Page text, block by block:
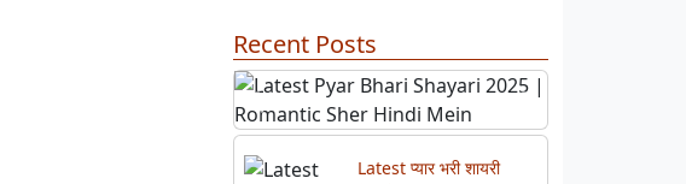
Recent Posts
Previous Next